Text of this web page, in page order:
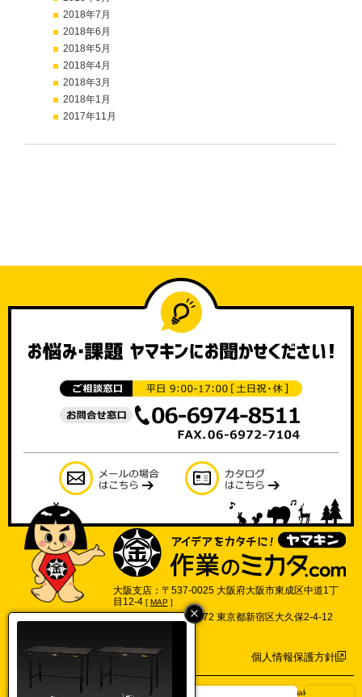
2018年7月
2018年6月
2018年5月
2018年4月
2018年3月
2018年1月
2017年11月
大阪支店：〒537-0025 大阪府大阪市東成区中道1丁
目12-4 [ MAP]
東京支店：〒169-0072 東京都新宿区大久保2-4-12
個人情報保護方針
©2017 Yamakin Co.,Ltd.